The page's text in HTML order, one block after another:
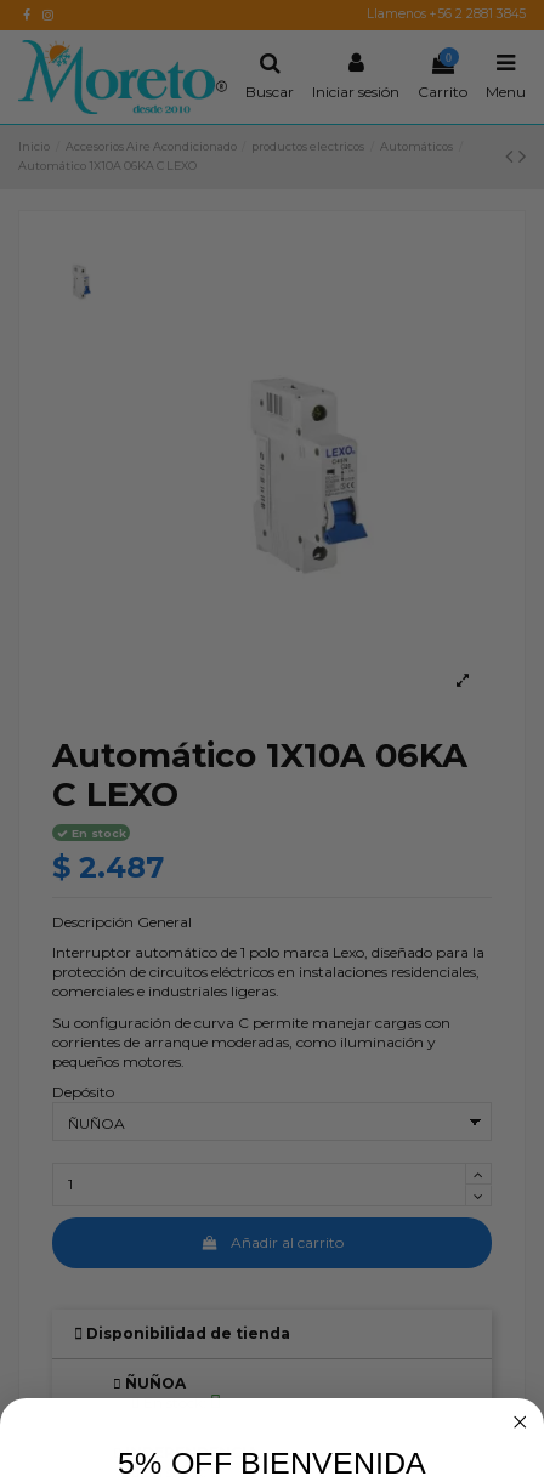
Llamenos +56 2 2881 3845
Buscar Iniciar sesión
0
Carrito Menu
Inicio Accesorios Aire Acondicionado productos electricos
Automáticos
Automático 1X10A 06KA C LEXO
Automático 1X10A 06KA
C LEXO
En stock
$ 2.487
Descripción General
Interruptor automático de 1 polo marca Lexo, diseñado para la
protección de circuitos eléctricos en instalaciones residenciales,
comerciales e industriales ligeras.
Su configuración de curva C permite manejar cargas con
corrientes de arranque moderadas, como iluminación y
pequeños motores.
Depósito
Añadir al carrito
Disponibilidad de tienda
ÑUÑOA
En stock:
INDEPENDENCIA
En stock:
5% OFF BIENVENIDA